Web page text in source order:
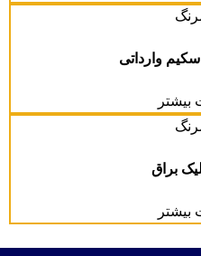
وارداتی
بیشتر
براق
بیشتر